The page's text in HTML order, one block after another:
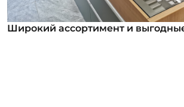
Широкий ассортимент и